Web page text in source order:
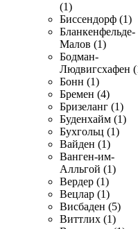
(1)
Биссендорф (1)
Бланкенфельде-
Малов (1)
Бодман-
Людвигсхафен
Бонн (1)
Бремен (4)
Бризеланг (1)
Буденхайм (1)
Бухгольц (1)
Вайден (1)
Ванген-им-
Алльгой (1)
Вердер (1)
Вецлар (1)
Висбаден (5)
Виттлих (1)